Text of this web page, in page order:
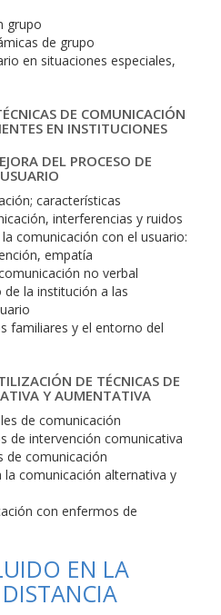
grupo
de grupo
en situaciones especiales,
DE COMUNICACIÓN
EN INSTITUCIONES
DEL PROCESO DE
características
interferencias y ruidos
comunicación con el usuario:
empatía
no verbal
la institución a las
familiares y el entorno del
DE TÉCNICAS DE
Y AUMENTATIVA
de comunicación
de intervención comunicativa
de comunicación
la comunicación alternativa y
con enfermos de
EN LA